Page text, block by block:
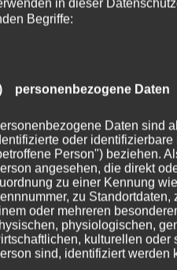
in dieser
Begriffe:
personenbezogene Daten
Daten sind
oder
Person") beziehen.
angesehen, die direkt
zu einer Kennung
zu
oder mehreren
physiologischen,
kulturellen oder
sind, identifiziert werden